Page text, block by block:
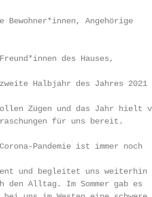
Bewohner*innen, Angehörige
des Hauses,
Halbjahr des Jahres
Zügen und das Jahr hielt
für uns bereit.
Pandemie ist immer noch
und begleitet uns
Alltag. Im Sommer gab